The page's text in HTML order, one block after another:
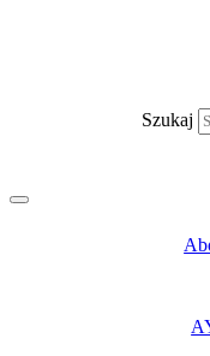
Szukaj